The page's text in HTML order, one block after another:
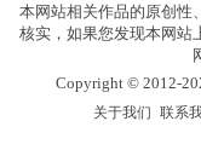
本网站相关作品的原创性
核实，如果您发现本网站
Copyright © 2012-
关于我们 联系